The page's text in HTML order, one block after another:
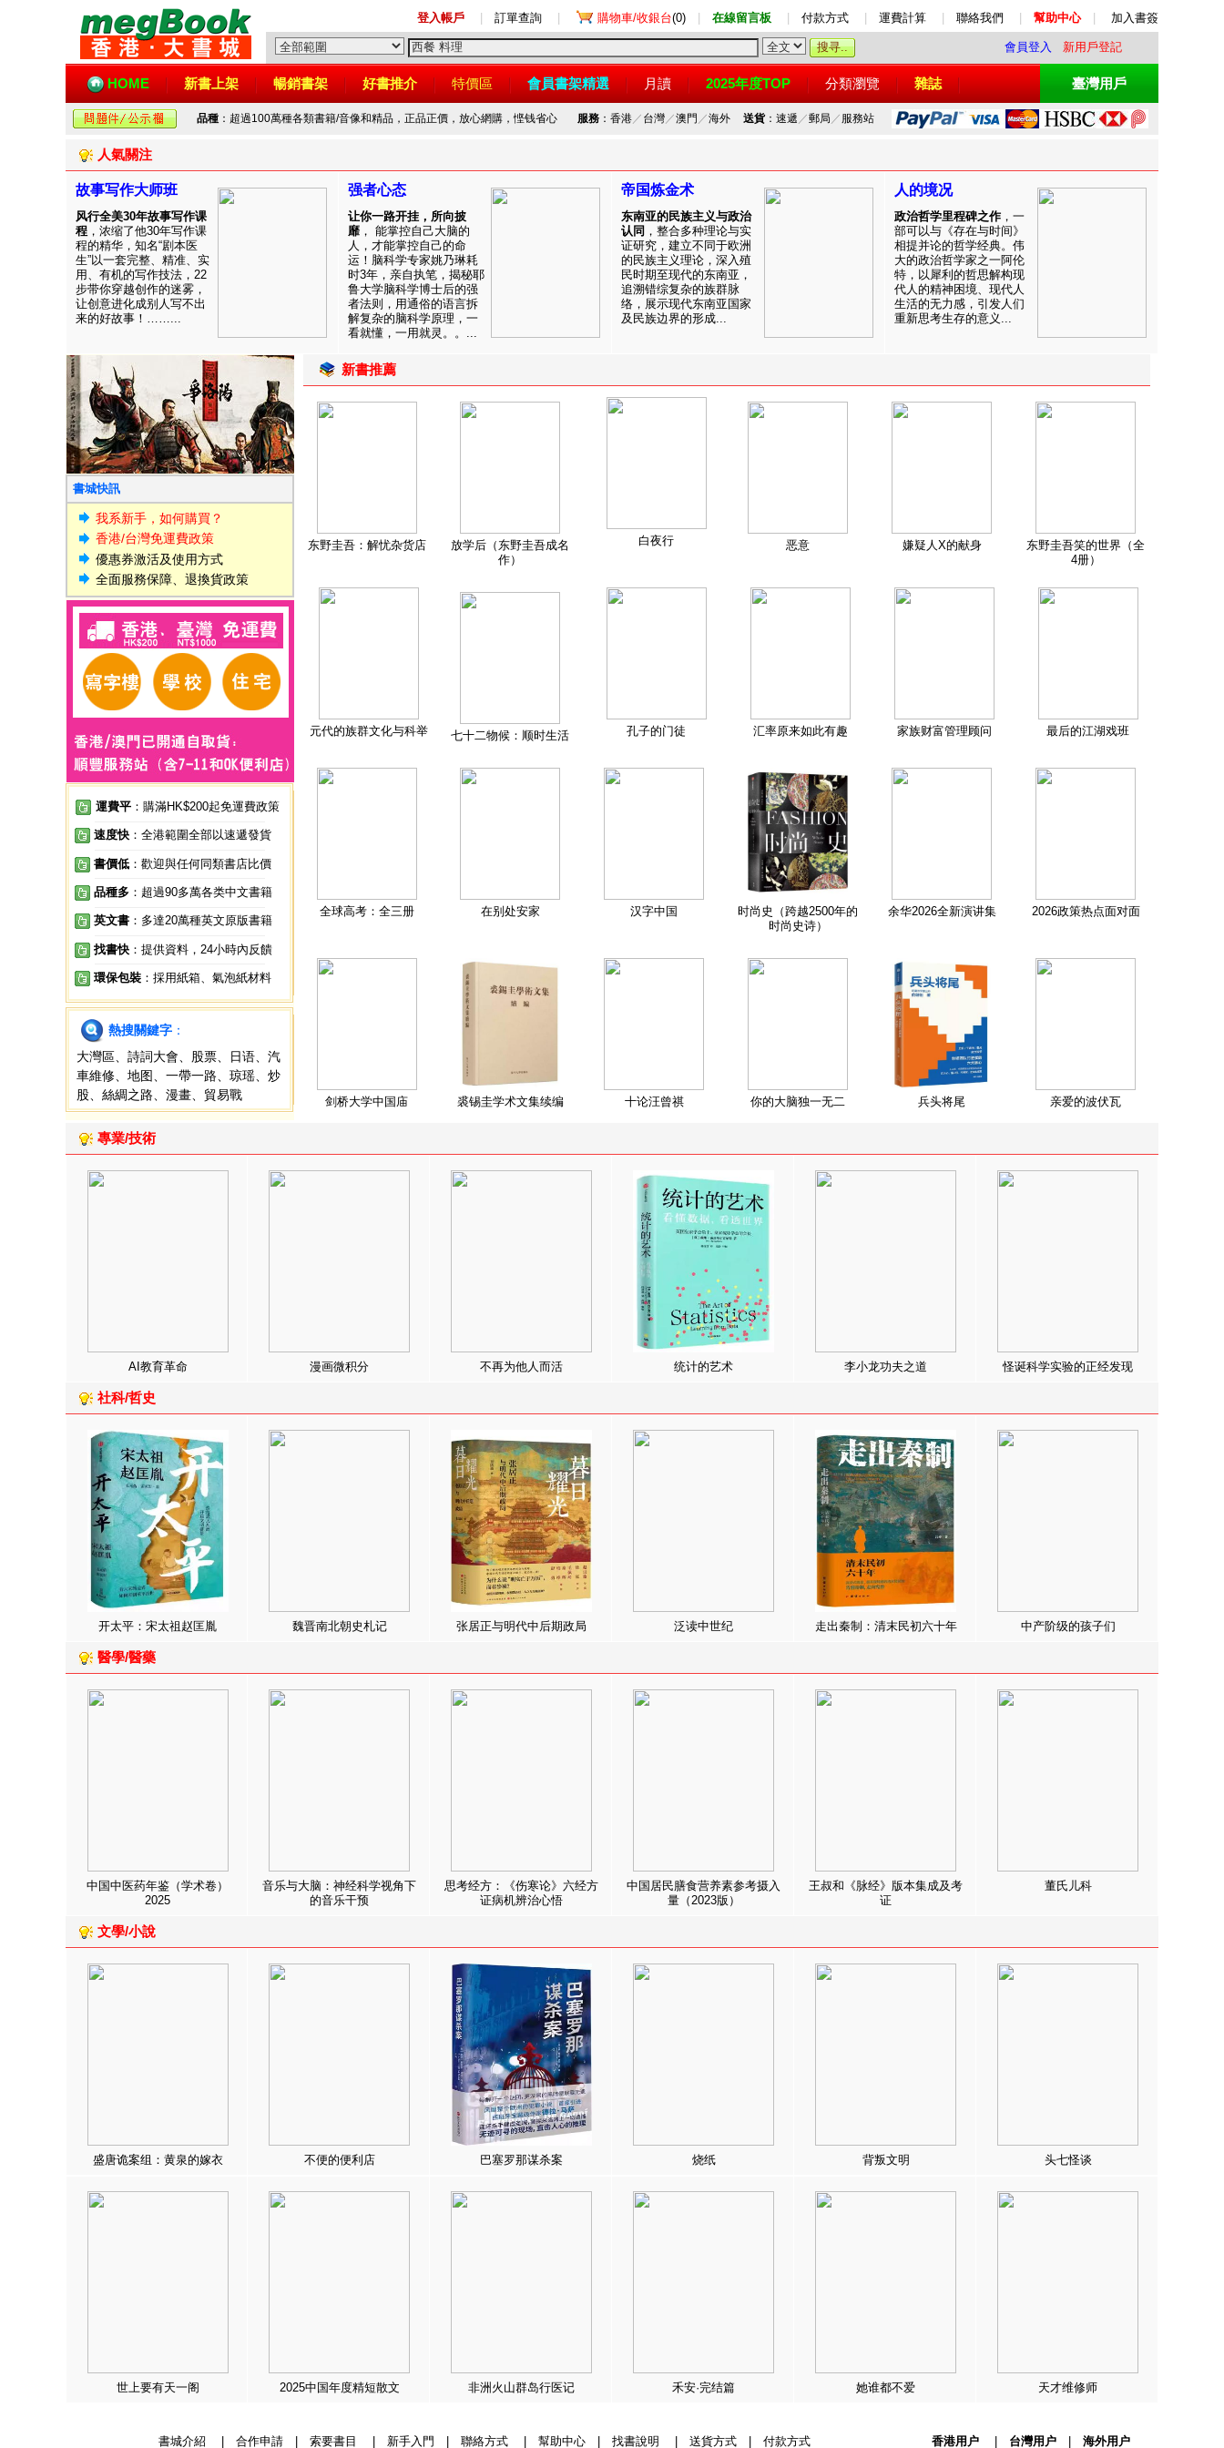
登入帳戶 訂單查詢 購物車/收銀台(0) 在線留言板 付款方式 運費計算 聯絡我們 幫助中心 加入書簽
會員登入 新用戶登記
HOME 新書上架 暢銷書架 好書推介 特價區 會員書架精選 月讀 2025年度TOP 分類瀏覽 雜誌 臺灣用戶
品種 ：超過100萬種各類書籍/音像和精品，正品正價，放心網購，悭钱省心 服務：香港／ 台灣／澳門 ／海外 送貨：速遞 ／郵局 ／ 服務站
人氣關注
故事写作大师班
风行全美30年故事写作课
程 ，浓缩了他30年写作课
程的精华，知名“剧本医
生”以一套完整、精准、实
用、有机的写作技法，22
步带你穿越创作的迷雾，
让创意进化成别人写不出
来的好故事！……...
强者心态
让你一路开挂，所向披
靡 ， 能掌控自己大脑的
人，才能掌控自己的命
运！脑科学专家姚乃琳耗
时3年，亲自执笔，揭秘耶
鲁大学脑科学博士后的强
者法则，用通俗的语言拆
解复杂的脑科学原理，一
看就懂，一用就灵。。...
帝国炼金术
东南亚的民族主义与政治
认同 ，整合多种理论与实
证研究，建立不同于欧洲
的民族主义理论，深入殖
民时期至现代的东南亚，
追溯错综复杂的族群脉
络，展示现代东南亚国家
及民族边界的形成...
人的境况
政治哲学里程碑之作 ，一
部可以与《存在与时间》
相提并论的哲学经典。伟
大的政治哲学家之一阿伦
特，以犀利的哲思解构现
代人的精神困境、现代人
生活的无力感，引发人们
重新思考生存的意义...
書城快訊
我系新手，如何購買？
香港/台灣免運費政策
優惠券激活及使用方式
全面服務保障、退換貨政策
運費平 ：購滿HK$200起免運費政策
速度快 ：全港範圍全部以速遞發貨
書價低 ：歡迎與任何同類書店比價
品種多 ：超過90多萬各类中文書籍
英文書 ：多達20萬種英文原版書籍
找書快 ：提供資料，24小時內反饋
環保包裝 ：採用紙箱、氣泡紙材料
熱搜關鍵字 ：
大灣區
詩詞大會 股票 日语
汽
車維修
地图 一帶一路 琼瑶
炒
股
絲綢之路 漫畫 貿易戰
新書推薦
东野圭吾：解忧杂货店
放学后（东野圭吾成名
作）
白夜行 恶意 嫌疑人X的献身
东野圭吾笑的世界（全
4册）
元代的族群文化与科举 七十二物候：顺时生活 孔子的门徒 汇率原来如此有趣 家族财富管理顾问 最后的江湖戏班
全球高考：全三册 在别处安家 汉字中国
时尚史（跨越2500年的
时尚史诗）
余华2026全新演讲集 2026政策热点面对面
剑桥大学中国庙 裘锡圭学术文集续编 十论汪曾祺 你的大脑独一无二 兵头将尾 亲爱的波伏瓦
專業/技術
AI教育革命 漫画微积分 不再为他人而活 统计的艺术 李小龙功夫之道 怪诞科学实验的正经发现
社科/哲史
开太平：宋太祖赵匡胤 魏晋南北朝史札记 张居正与明代中后期政局 泛读中世纪 走出秦制：清末民初六十年 中产阶级的孩子们
醫學/醫藥
中国中医药年鉴（学术卷）
2025
音乐与大脑：神经科学视角下
的音乐干预
思考经方：《伤寒论》六经方
证病机辨治心悟
中国居民膳食营养素参考摄入
量（2023版）
王叔和《脉经》版本集成及考
证
董氏儿科
文學/小說
盛唐诡案组：黄泉的嫁衣 不便的便利店 巴塞罗那谋杀案 烧纸 背叛文明 头七怪谈
世上要有天一阁 2025中国年度精短散文 非洲火山群岛行医记 禾安·完结篇 她谁都不爱 天才维修师
書城介紹 合作申請| 索要書目 新手入門 聯絡方式| 幫助中心| 找書說明 送貨方式| 付款方式 香港用户| 台灣用户| 海外用户